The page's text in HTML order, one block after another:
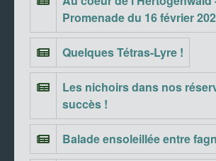
Promenade du 16 février
Quelques Tétras-Lyre !
Les nichoirs dans nos
succès !
Balade ensoleillée entre